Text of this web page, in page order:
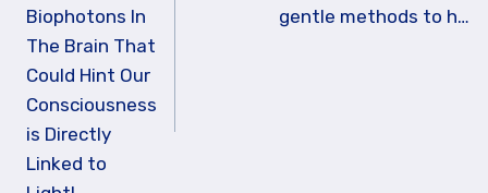
Biophotons In
The Brain That
Could Hint Our
Consciousness
is Directly
Linked to
gentle methods to h…